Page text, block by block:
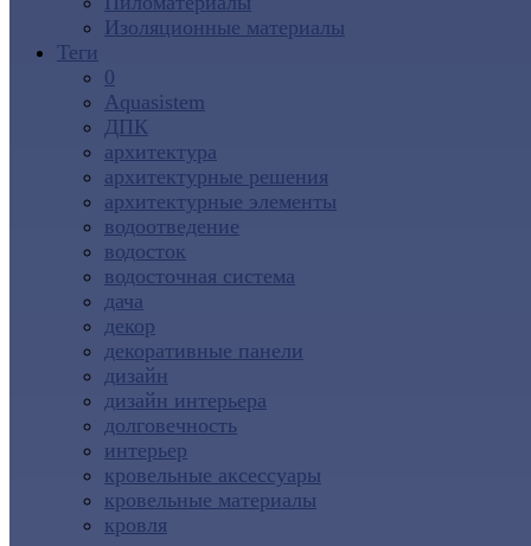
Изоляционные материалы
Теги
0
Aquasistem
ДПК
архитектура
архитектурные решения
архитектурные элементы
водоотведение
водосток
водосточная система
дача
декор
декоративные панели
дизайн
дизайн интерьера
долговечность
интерьер
кровельные аксессуары
кровельные материалы
кровля